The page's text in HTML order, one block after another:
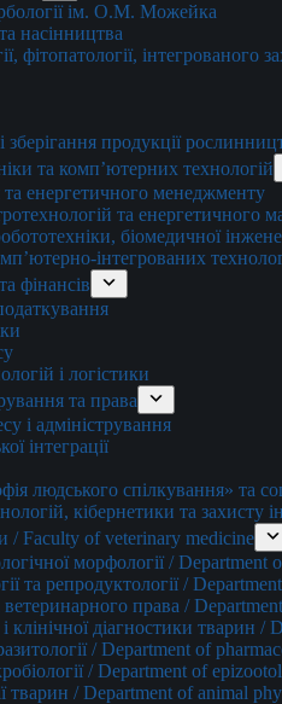
ім. О.М. Можейка
насінництва
фітопатології,
продукції
та комп’ютерних технологій
енергетичного менеджменту
та енергетичного
біомедичної
інтегрованих
фінансів
і логістики
та права
і адміністрування
інтеграції
спілкування» та
кібернетики та захисту
/ Faculty of veterinary medicine
морфології /
та репродуктології /
ветеринарного права /
клінічної діагностики тварин
/ Department of
/ Department of
тварин / Department of animal